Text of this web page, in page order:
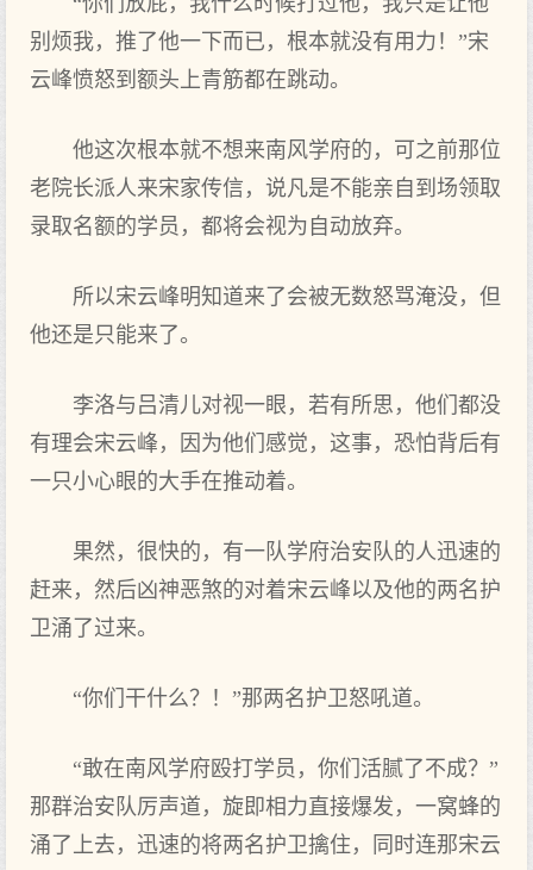
别烦我，推了他一下而已，根本就没有用力！”宋
云峰愤怒到额头上青筋都在跳动。
他这次根本就不想来南风学府的，可之前那位
老院长派人来宋家传信，说凡是不能亲自到场领取
录取名额的学员，都将会视为自动放弃。
所以宋云峰明知道来了会被无数怒骂淹没，但
他还是只能来了。
李洛与吕清儿对视一眼，若有所思，他们都没
有理会宋云峰，因为他们感觉，这事，恐怕背后有
一只小心眼的大手在推动着。
果然，很快的，有一队学府治安队的人迅速的
赶来，然后凶神恶煞的对着宋云峰以及他的两名护
卫涌了过来。
“你们干什么？！”那两名护卫怒吼道。
“敢在南风学府殴打学员，你们活腻了不成？”
那群治安队厉声道，旋即相力直接爆发，一窝蜂的
涌了上去，迅速的将两名护卫擒住，同时连那宋云